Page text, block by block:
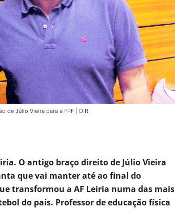
de Júlio Vieira para a FPF | D.R.
O antigo braço direito de Júlio Vieira
que vai manter até ao final do
transformou a AF Leiria numa das mais
do país. Professor de educação física